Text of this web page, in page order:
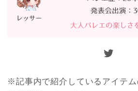
Twitter
※記事内で紹介しているアイテ